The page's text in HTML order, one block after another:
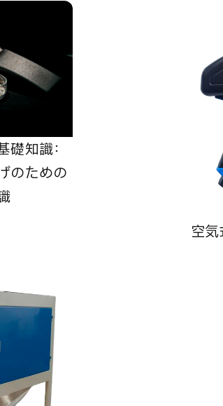
知識：
のための
空